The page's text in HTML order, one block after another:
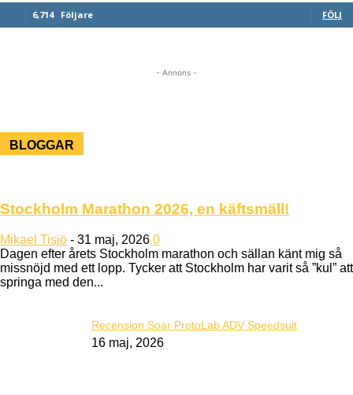
6,714 Följare FÖLJ
- Annons -
BLOGGAR
Stockholm Marathon 2026, en käftsmäll!
Mikael Tisjö - 31 maj, 2026 0
Dagen efter årets Stockholm marathon och sällan känt mig så
missnöjd med ett lopp. Tycker att Stockholm har varit så ”kul” att
springa med den...
Recension Soar ProtoLab ADV Speedsuit
16 maj, 2026